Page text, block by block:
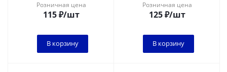
Розничная цена
115₽/шт
В корзину
Розничная цена
125₽/шт
В корзину